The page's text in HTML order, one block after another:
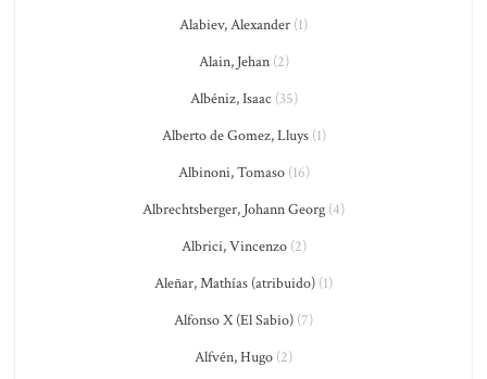
Alabiev, Alexander (1)
Alain, Jehan(2)
Albéniz, Isaac (35)
Alberto de Gomez, Lluys(1)
Albinoni, Tomaso(16)
Albrechtsberger, Johann Georg (4)
Albrici, Vincenzo(2)
Aleñar, Mathías (atribuido) (1)
Alfonso X (El Sabio) (7)
Alfvén, Hugo (2)